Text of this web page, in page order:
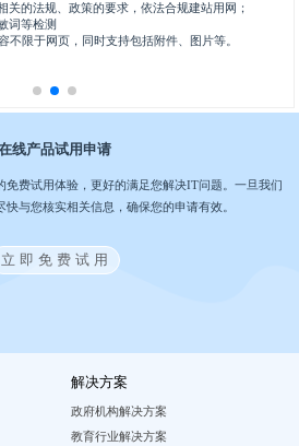
关的法规、政策的要求，依法合规建站用网；
词等检测
不限于网页，同时支持包括附件、图片等。
线产品试用申请
免费试用体验，更好的满足您解决IT问题。一旦我们
与您核实相关信息，确保您的申请有效。
立 即 免 费 试 用
解决方案
政府机构解决方案
教育行业解决方案